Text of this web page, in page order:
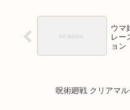
ウマ
レー
ョン
呪術廻戦 クリアマ